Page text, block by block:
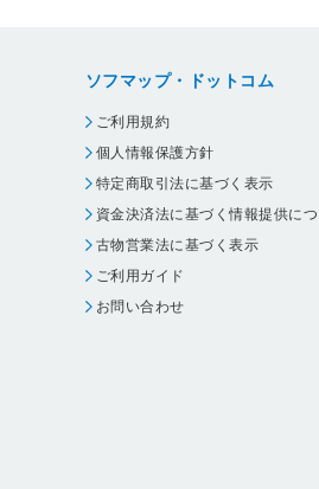
ソフマップ・ドットコム
ご利用規約
個人情報保護方針
特定商取引法に基づく表示
資金決済法に基づく情報提供に
古物営業法に基づく表示
ご利用ガイド
お問い合わせ